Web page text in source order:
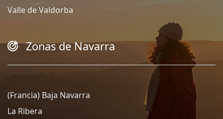
Valle de Valdorba
Zonas de Navarra
(Francia) Baja Navarra
La Ribera